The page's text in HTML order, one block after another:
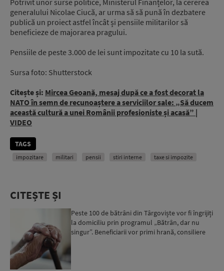
generalului Nicolae Ciucă, ar urma să să pună în dezbatere
publică un proiect astfel încât și pensiile militarilor să
beneficieze de majorarea pragului.
Pensiile de peste 3.000 de lei sunt impozitate cu 10 la sută.
Sursa foto: Shutterstock
Citește și: Mircea Geoană, mesaj după ce a fost decorat la
NATO în semn de recunoaștere a serviciilor sale: „Să ducem
această cultură a unei Românii profesioniste și acasă” |
VIDEO
TAGS
impozitare militari pensii stiri interne taxe si impozite
CITEȘTE ȘI
Peste 100 de bătrâni din Târgoviște vor fi îngrijiți
la domiciliu prin programul „Bătrân, dar nu
singur”. Beneficiarii vor primi hrană, consiliere